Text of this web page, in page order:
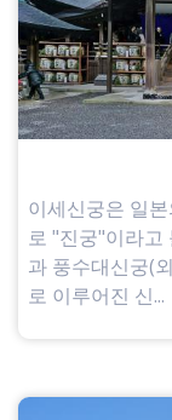
이세신궁은 일
로 "진궁"이라고
과 풍수대신궁(
로 이루어진 신...